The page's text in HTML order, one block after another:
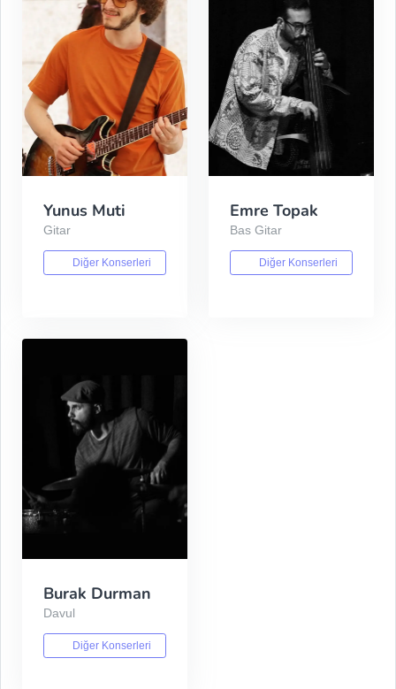
Yunus Muti
Gitar
Diğer Konserleri
Emre Topak
Bas Gitar
Diğer Konserleri
Burak Durman
Davul
Diğer Konserleri